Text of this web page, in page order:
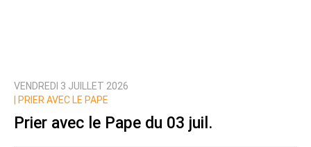
VENDREDI 3 JUILLET 2026
PRIER AVEC LE PAPE
Prier avec le Pape du 03 juil.